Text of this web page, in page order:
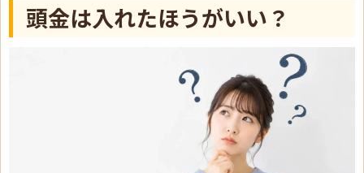
頭金は入れたほうがいい？